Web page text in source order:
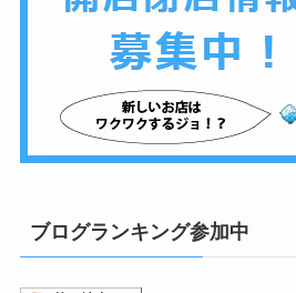
ブログランキング参加中